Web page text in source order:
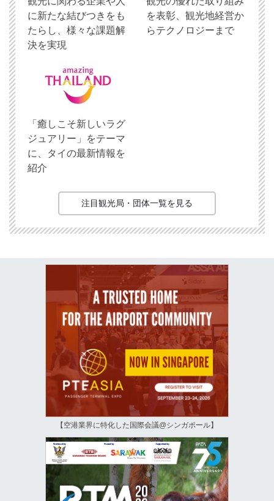
に新たな結びつきをも
たらし、様々な課題解
決を実現
を表彰、観光地経営か
らテクノロジーまで
「癒しこそ新しいラグ
ジュアリー」をテーマ
に、タイの最新情報を
紹介
注目観光局・団体一覧を見る
【空港業界に特化した国際会議@シンガポール】